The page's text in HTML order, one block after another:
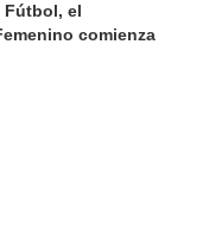
Fútbol, el
comienza